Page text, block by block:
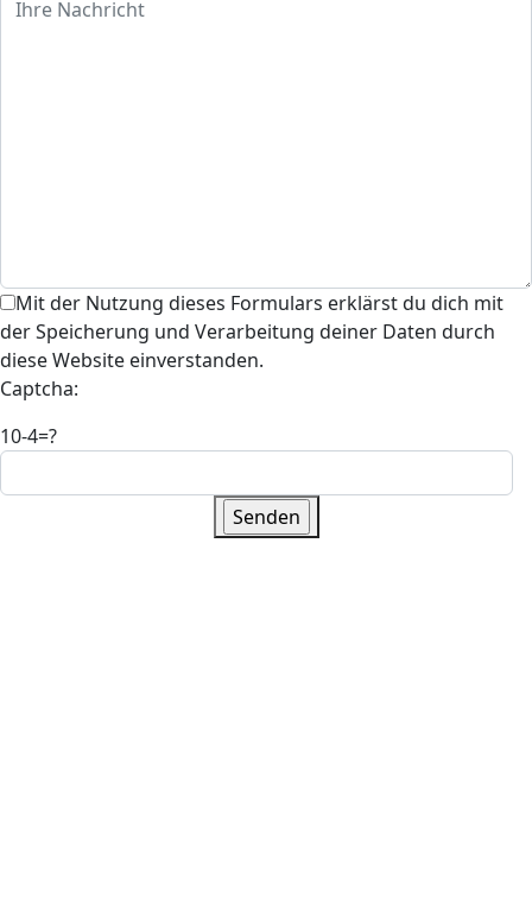
Mit der Nutzung dieses Formulars erklärst du dich mit
der Speicherung und Verarbeitung deiner Daten durch
diese Website einverstanden.
Captcha:
10-4=?